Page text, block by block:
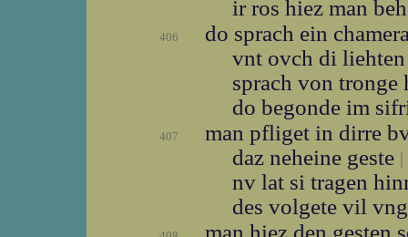
ir ros hiez man
406
do sprach ein
vnt ovch di
sprach von tronge
do begonde im
407
man pfliget in dirre
daz neheine geste |
nv lat si tragen
des volgete vil
man hiez den gesten